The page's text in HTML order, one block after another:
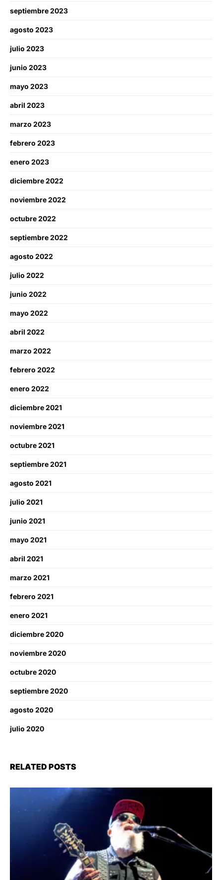
septiembre 2023
agosto 2023
julio 2023
junio 2023
mayo 2023
abril 2023
marzo 2023
febrero 2023
enero 2023
diciembre 2022
noviembre 2022
octubre 2022
septiembre 2022
agosto 2022
julio 2022
junio 2022
mayo 2022
abril 2022
marzo 2022
febrero 2022
enero 2022
diciembre 2021
noviembre 2021
octubre 2021
septiembre 2021
agosto 2021
julio 2021
junio 2021
mayo 2021
abril 2021
marzo 2021
febrero 2021
enero 2021
diciembre 2020
noviembre 2020
octubre 2020
septiembre 2020
agosto 2020
julio 2020
RELATED POSTS